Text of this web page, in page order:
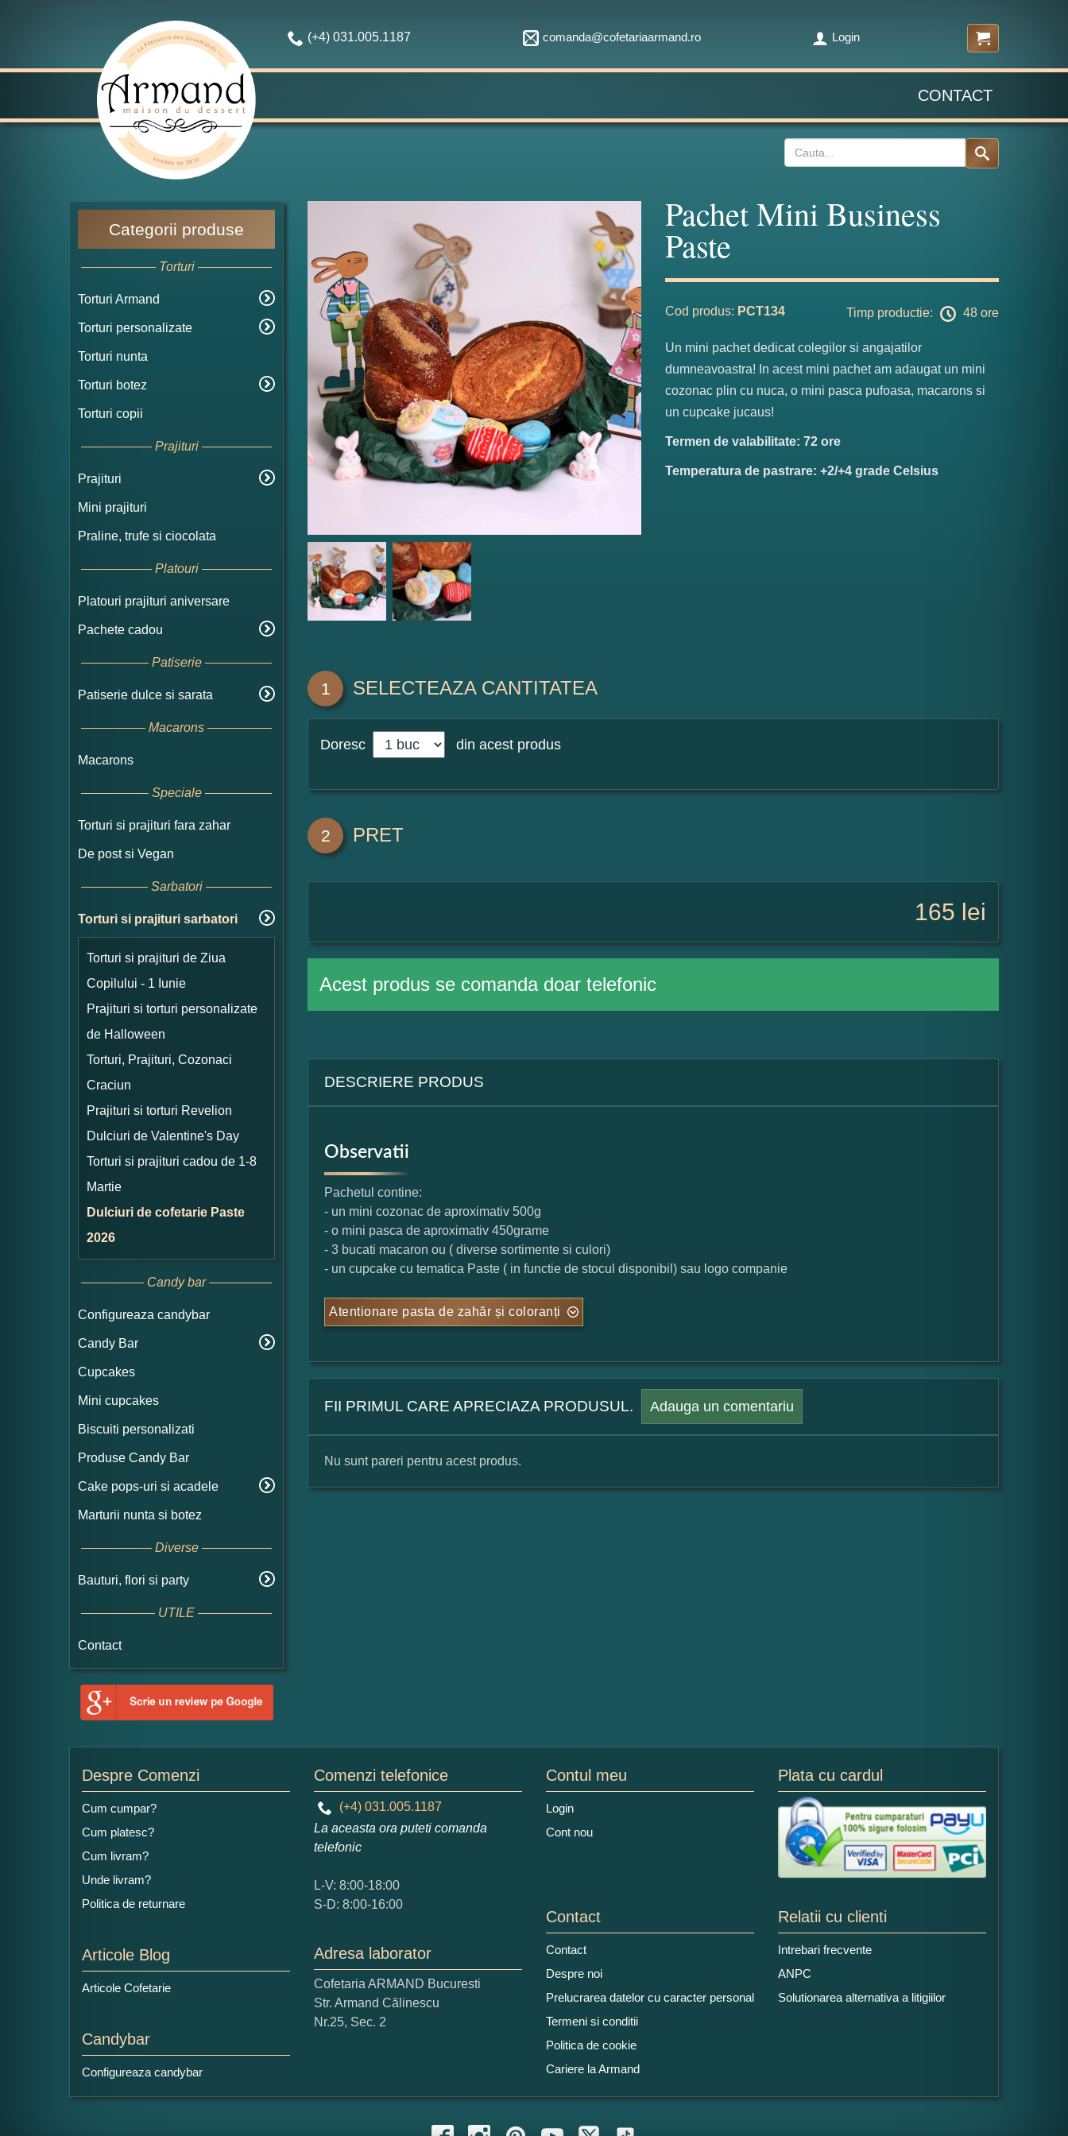
(+4) 031.005.1187 comanda@cofetariaarmand.ro Login
CONTACT
Categorii produse
Torturi
Torturi Armand
Torturi personalizate
Torturi nunta
Torturi botez
Torturi copii
Prajituri
Prajituri
Mini prajituri
Praline, trufe si ciocolata
Platouri
Platouri prajituri aniversare
Pachete cadou
Patiserie
Patiserie dulce si sarata
Macarons
Macarons
Speciale
Torturi si prajituri fara zahar
De post si Vegan
Sarbatori
Torturi si prajituri sarbatori
Torturi si prajituri de Ziua
Copilului - 1 Iunie
Prajituri si torturi personalizate
de Halloween
Torturi, Prajituri, Cozonaci
Craciun
Prajituri si torturi Revelion
Dulciuri de Valentine's Day
Torturi si prajituri cadou de 1-8
Martie
Dulciuri de cofetarie Paste
2026
Candy bar
Configureaza candybar
Candy Bar
Cupcakes
Mini cupcakes
Biscuiti personalizati
Produse Candy Bar
Cake pops-uri si acadele
Marturii nunta si botez
Diverse
Bauturi, flori si party
UTILE
Contact
Pachet Mini Business
Paste
Cod produs: PCT134 Timp productie: 48 ore
Un mini pachet dedicat colegilor si angajatilor
dumneavoastra! In acest mini pachet am adaugat un mini
cozonac plin cu nuca, o mini pasca pufoasa, macarons si
un cupcake jucaus!
Termen de valabilitate: 72 ore
Temperatura de pastrare: +2/+4 grade Celsius
1 SELECTEAZA CANTITATEA
Doresc din acest produs
2 PRET
165 lei
Acest produs se comanda doar telefonic
DESCRIERE PRODUS
Observatii
Pachetul contine:
- un mini cozonac de aproximativ 500g
- o mini pasca de aproximativ 450grame
- 3 bucati macaron ou ( diverse sortimente si culori)
- un cupcake cu tematica Paste ( in functie de stocul disponibil) sau logo companie
Atentionare pasta de zahăr și coloranți
FII PRIMUL CARE APRECIAZA PRODUSUL. Adauga un comentariu
Ce nota acordati acestui produs?
2 3
Copiati alaturi numarul din imagine:
Nu sunt pareri pentru acest produs.
Despre Comenzi
Cum cumpar?
Cum platesc?
Cum livram?
Unde livram?
Politica de returnare
Articole Blog
Articole Cofetarie
Candybar
Configureaza candybar
Comenzi telefonice
(+4) 031.005.1187
La aceasta ora puteti comanda
telefonic
L-V: 8:00-18:00
S-D: 8:00-16:00
Adresa laborator
Cofetaria ARMAND Bucuresti
Str. Armand Călinescu
Nr.25, Sec. 2
Contul meu
Login
Cont nou
Plata cu cardul
Contact
Contact
Despre noi
Prelucrarea datelor cu caracter personal
Termeni si conditii
Politica de cookie
Cariere la Armand
Relatii cu clienti
Intrebari frecvente
ANPC
Solutionarea alternativa a litigiilor